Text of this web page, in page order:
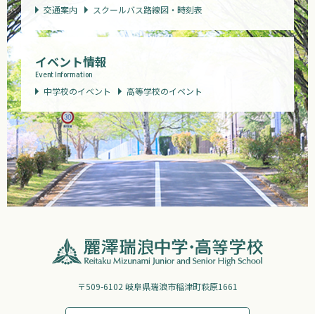
交通案内
スクールバス路線図・時刻表
イベント情報
Event Information
中学校のイベント
高等学校のイベント
〒509-6102 岐阜県瑞浪市稲津町萩原1661